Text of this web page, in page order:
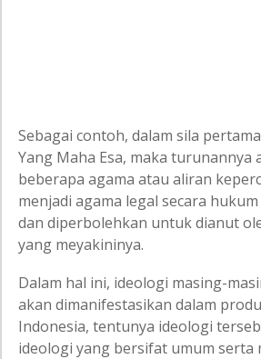
Sebagai contoh, dalam sila
Yang Maha Esa, maka turunannya
beberapa agama atau aliran
menjadi agama legal secara
dan diperbolehkan untuk dianut
yang meyakininya.
Dalam hal ini, ideologi masing-
akan dimanifestasikan dalam
Indonesia, tentunya ideologi
ideologi yang bersifat umum serta